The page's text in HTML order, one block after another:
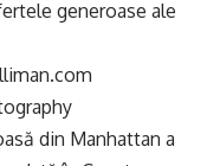
generoase ale
din Manhattan a